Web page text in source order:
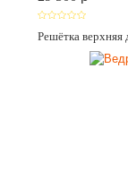
Решётка верхняя